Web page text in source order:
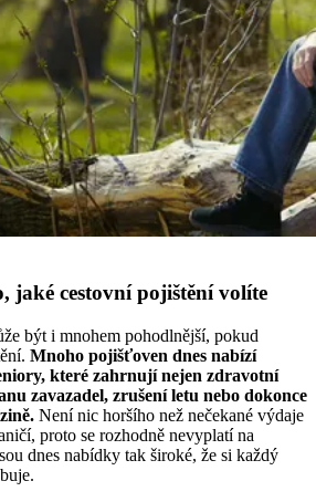
jaké cestovní pojištění volíte
být i mnohem pohodlnější, pokud
Mnoho pojišťoven dnes nabízí
které zahrnují nejen zdravotní
zavazadel, zrušení letu nebo dokonce
Není nic horšího než nečekané výdaje
proto se rozhodně nevyplatí na
dnes nabídky tak široké, že si každý